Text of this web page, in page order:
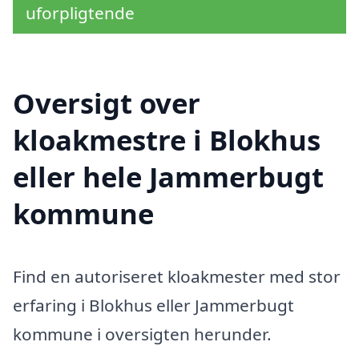
uforpligtende
Oversigt over
kloakmestre i Blokhus
eller hele Jammerbugt
kommune
Find en autoriseret kloakmester med stor
erfaring i Blokhus eller Jammerbugt
kommune i oversigten herunder.